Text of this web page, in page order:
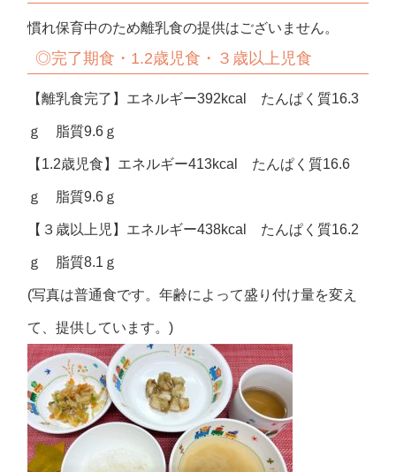
慣れ保育中のため離乳食の提供はございません。
◎完了期食・ 1.2歳児食・３歳以上児食
【離乳食完了】エネルギー392kcal たんぱく質16.3
ｇ 脂質9.6ｇ
【1.2歳児食】エネルギー413kcal たんぱく質16.6
ｇ 脂質9.6ｇ
【３歳以上児】エネルギー438kcal たんぱく質16.2
ｇ 脂質8.1ｇ
(写真は普通食です。年齢によって盛り付け量を変え
て、提供しています。)